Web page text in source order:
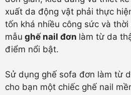
xuất da động vật phải thực
tốn khá nhiều công sức và
mẫu ghế nail đơn làm từ da
điểm nổi bật.
Sử dụng ghế sofa đơn làm từ
cho bạn một chiếc ghế nail